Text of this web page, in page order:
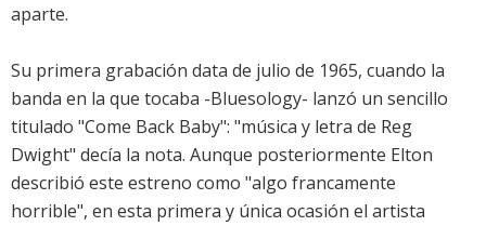
aparte.
Su primera grabación data de julio de 1965, cuando la
banda en la que tocaba -Bluesology- lanzó un sencillo
titulado "Come Back Baby": "música y letra de Reg
Dwight" decía la nota. Aunque posteriormente Elton
describió este estreno como "algo francamente
horrible", en esta primera y única ocasión el artista